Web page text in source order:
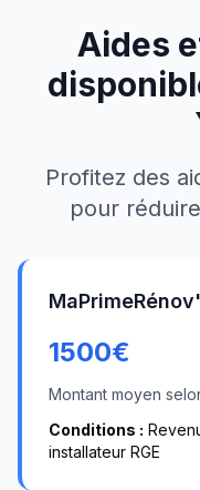
Aides
Profitez des
pour
MaPrimeRénov'
1500€
Montant moyen
Conditions :
installateur RGE